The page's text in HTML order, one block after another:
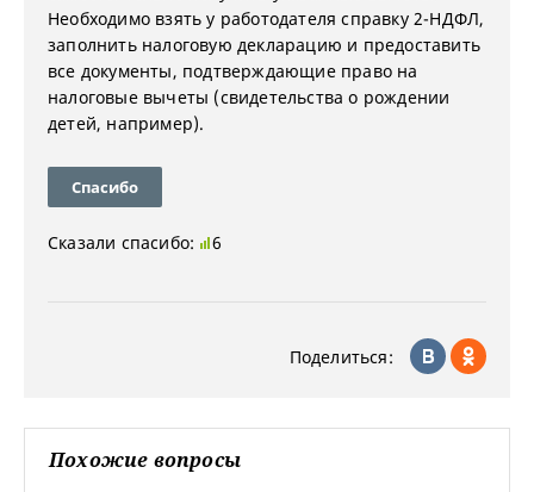
Необходимо взять у работодателя справку 2-НДФЛ,
заполнить налоговую декларацию и предоставить
все документы, подтверждающие право на
налоговые вычеты (свидетельства о рождении
детей, например).
Спасибо
Сказали спасибо: 6
Поделиться:
Похожие вопросы